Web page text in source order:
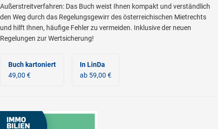
Außerstreitverfahren: Das Buch weist Ihnen kompakt und verständlich
den Weg durch das Regelungsgewirr des österreichischen Mietrechts
und hilft Ihnen, häufige Fehler zu vermeiden. Inklusive der neuen
Regelungen zur Wertsicherung!
Buch kartoniert
49,00 €
In LinDa
ab 59,00 €